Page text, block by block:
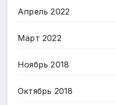
Апрель 2022
Март 2022
Ноябрь 2018
Октябрь 2018